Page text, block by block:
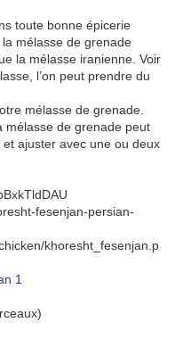
toute bonne épicerie
mélasse de grenade
la mélasse iranienne. Voir
l’on peut prendre du
mélasse de grenade.
mélasse de grenade peut
ajuster avec une ou deux
fesenjan-persian-
khoresht_fesenjan.p